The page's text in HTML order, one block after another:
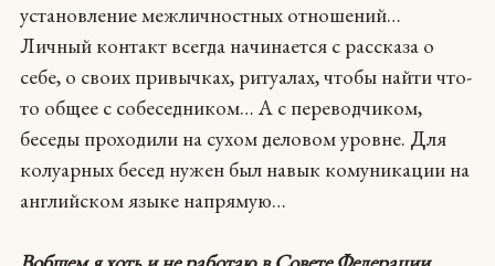
установление межличностных отношений…
Личный контакт всегда начинается с рассказа о
себе, о своих привычках, ритуалах, чтобы найти что-
то общее с собеседником… А с переводчиком,
беседы проходили на сухом деловом уровне. Для
колуарных бесед нужен был навык комуникации на
английском языке напрямую…